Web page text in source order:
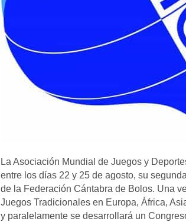
La Asociación Mundial de Juegos y
entre los días 22 y 25 de agosto, su
de la Federación Cántabra de Bolos. Una
Juegos Tradicionales en Europa, África,
y paralelamente se desarrollará un